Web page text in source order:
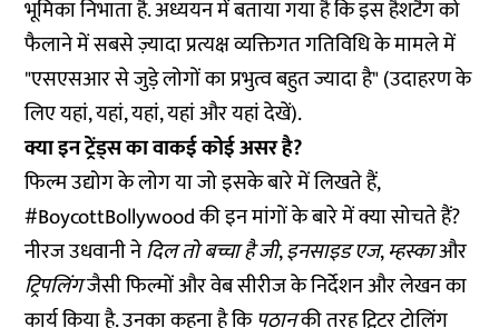
भूमिका निभाता है. अध्ययन में बताया गया है कि इस हैशटैग को
फैलाने में सबसे ज़्यादा प्रत्यक्ष व्यक्तिगत गतिविधि के मामले में
"एसएसआर से जुड़े लोगों का प्रभुत्व बहुत ज्यादा है" (उदाहरण के
लिएयहां,यहां,यहां,यहांऔरयहांदेखें).
क्या इन ट्रेंड्स का वाकई कोई असर है?
फिल्म उद्योग के लोग या जो इसके बारे में लिखते हैं,
#BoycottBollywood की इन मांगों के बारे में क्या सोचते हैं?
नीरज उधवानी नेदिल तो बच्चा है जी,इनसाइड एज,म्हस्काऔर
ट्रिपलिंगजैसी फिल्मों और वेब सीरीज के निर्देशन और लेखन का
कार्य किया है. उनका कहना है किपठानकी तरह ट्विटर ट्रोलिंग